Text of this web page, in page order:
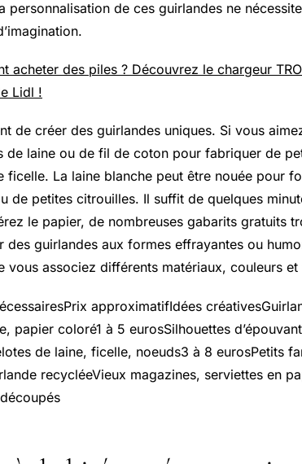
personnalisation de ces guirlandes ne
acheter des piles ? Découvrez le chargeur
Lidl !
de créer des guirlandes uniques. Si vous
de laine ou de fil de coton pour fabriquer de
ficelle. La laine blanche peut être nouée pour
de petites citrouilles. Il suffit de quelques
le papier, de nombreuses gabarits gratuits
des guirlandes aux formes effrayantes ou
vous associez différents matériaux, couleurs et
approximatifIdées
papier coloré1 à 5 eurosSilhouettes
de laine, ficelle, noeuds3 à 8 eurosPetits
recycléeVieux magazines, serviettes en